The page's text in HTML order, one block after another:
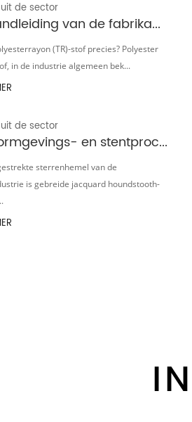
de sector
De handleiding van de fabrikant voor polyester rayon (TR)-stof: waarom het de mondiale kledingmarkt domineert
(TR)-stof precies? Polyester
in de industrie algemeen bek...
de sector
Het vormgevings- en stentproces van gebreide jacquard houndstooth-stof
sterrenhemel van de
is gebreide jacquard houndstooth-